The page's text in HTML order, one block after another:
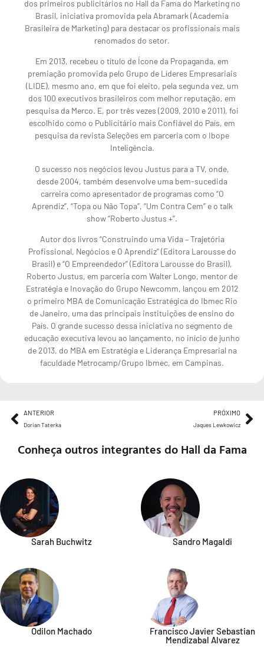
dos primeiros publicitários no Hall da Fama do Marketing no
Brasil, iniciativa promovida pela Abramark (Academia
Brasileira de Marketing) para destacar os profissionais mais
renomados do setor.
Em 2013, recebeu o título de Ícone da Propaganda, em
premiação promovida pelo Grupo de Líderes Empresariais
(LIDE), mesmo ano, em que foi eleito, pela segunda vez, um
dos 100 executivos brasileiros com melhor reputação, em
pesquisa da Merco. E, por três vezes (2009, 2010 e 2011), foi
escolhido como o Publicitário mais Confiável do País, em
pesquisa da revista Seleções em parceria com o Ibope
Inteligência.
O sucesso nos negócios levou Justus para a TV, onde,
desde 2004, também desenvolve uma bem-sucedida
carreira como apresentador de programas como “O
Aprendiz”, “Topa ou Não Topa”, “Um Contra Cem” e o talk
show “Roberto Justus +”.
Autor dos livros “Construindo uma Vida – Trajetória
Profissional, Negócios e O Aprendiz” (Editora Larousse do
Brasil) e “O Empreendedor” (Editora Larousse do Brasil),
Roberto Justus, em parceria com Walter Longo, mentor de
Estratégia e Inovação do Grupo Newcomm, lançou em 2012
o primeiro MBA de Comunicação Estratégica do Ibmec Rio
de Janeiro, uma das principais instituições de ensino do
País. O grande sucesso dessa iniciativa no segmento de
educação executiva levou ao lançamento, no início de junho
de 2013, do MBA em Estratégia e Liderança Empresarial na
faculdade Metrocamp/Grupo Ibmec, em Campinas.
ANTERIOR
Dorian Taterka
PRÓXIMO
Jaques Lewkowicz
Conheça outros integrantes do Hall da Fama
Sarah Buchwitz Sandro Magaldi
Odilon Machado
Francisco Javier Sebastian
Mendizabal Alvarez